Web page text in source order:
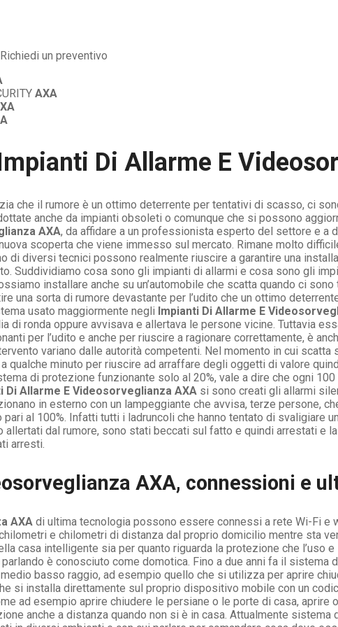
AXA
Di Allarme E
che il rumore è un ottimo deterrente per tentativi di scasso, ci
anche da impianti obsoleti o comunque che si possono
AXA, da affidare a un professionista esperto del settore e a
scoperta che viene immesso sul mercato. Rimane molto
diversi tecnici possono realmente riuscire a garantire una
Suddividiamo cosa sono gli impianti di allarmi e cosa sono gli
installare anche su un’automobile che scatta quando ci
una sorta di rumore devastante per l’udito che un ottimo
usato maggiormente negli Impianti Di Allarme E
di ronda oppure avvisava e allertava le persone vicine. Tuttavia
per l’udito e anche per riuscire a ragionare correttamente, è
variano dalle autorità competenti. Nel momento in cui scatta
qualche minuto per riuscire ad arraffare degli oggetti di valore
di protezione funzionante solo al 20%, vale a dire che ogni
Di Allarme E Videosorveglianza AXA si sono creati gli allarmi
in esterno con un lampeggiante che avvisa, terze persone,
al 100%. Infatti tutti i ladruncoli che hanno tentato di svaligiare
allertati dal rumore, sono stati beccati sul fatto e quindi arrestati e
arresti.
AXA, connessioni e
AXA di ultima tecnologia possono essere connessi a rete Wi-Fi e
e chilometri di distanza dal proprio domicilio mentre sta
casa intelligente sia per quanto riguarda la protezione che l’uso
è conosciuto come domotica. Fino a due anni fa il sistema
basso raggio, ad esempio quello che si utilizza per aprire
si installa direttamente sul proprio dispositivo mobile con un
ad esempio aprire chiudere le persiane o le porte di casa, aprire
anche a distanza quando non si è in casa. Attualmente sistema